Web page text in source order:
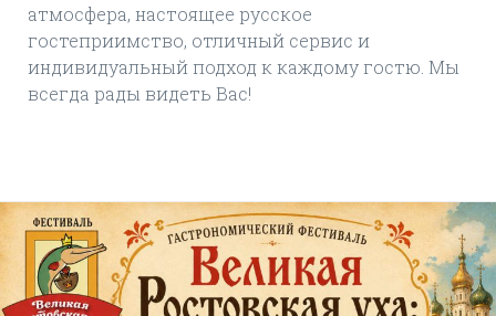
атмосфера, настоящее русское
гостеприимство, отличный сервис и
индивидуальный подход к каждому гостю. Мы
всегда рады видеть Вас!